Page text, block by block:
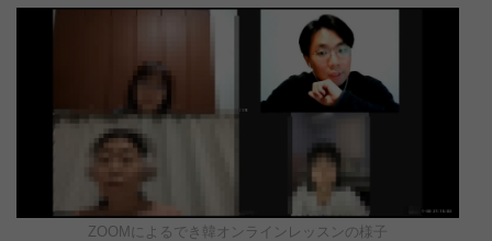
ZOOMによるでき韓オンラインレッスンの様子